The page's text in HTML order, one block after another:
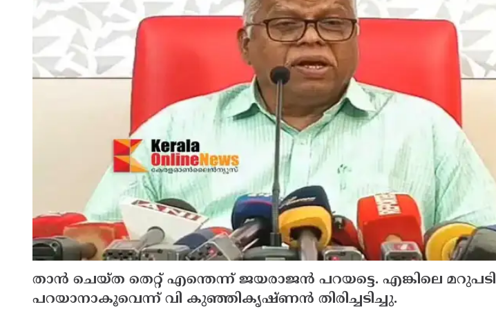
താന്‍ ചെയ്ത തെറ്റ് എന്തെന്ന് ജയരാജന്‍ പറയട്ടെ. എങ്കിലെ മറുപടി
പറയാനാകൂവെന്ന് വി കുഞ്ഞികൃഷ്ണന്‍ തിരിച്ചടിച്ചു.